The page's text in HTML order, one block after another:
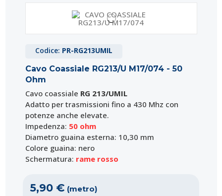
Codice: PR-RG213UMIL
Cavo Coassiale RG213/U M17/074 - 50
Ohm
Cavo coassiale RG 213/UMIL
Adatto per trasmissioni fino a 430 Mhz con
potenze anche elevate.
Impedenza: 50 ohm
Diametro guaina esterna: 10,30 mm
Colore guaina: nero
Schermatura: rame rosso
5,90 € (metro)